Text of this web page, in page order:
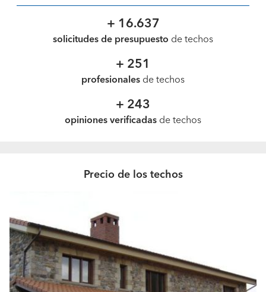
+ 16.637
solicitudes de presupuesto de techos
+ 251
profesionales de techos
+ 243
opiniones verificadas de techos
Precio de los techos